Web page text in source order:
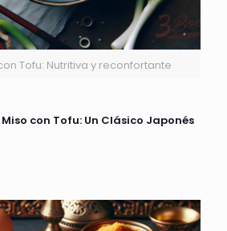
Tofu: Nutritiva y reconfortante
con Tofu: Un Clásico Japonés